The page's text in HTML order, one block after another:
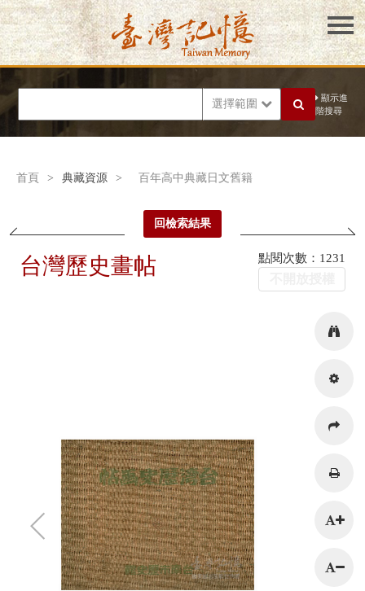
選擇範圍
顯示進
階搜尋
首頁 > 典藏資源 > 百年高中典藏日文舊籍
回檢索結果
台灣歷史畫帖 點閱次數：1231